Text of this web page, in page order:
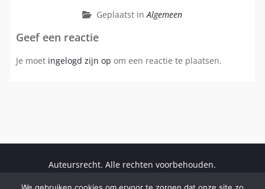
Geplaatst inAlgemeen
Geef een reactie
Je moet ingelogd zijn op om een reactie te plaatsen.
Auteursrecht. Alle rechten voorbehouden.